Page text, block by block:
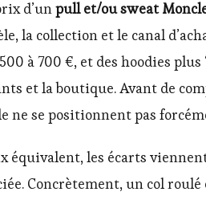
d’unpull et/ou sweat
la collection et le canal
à 700 €, et des hoodies
et la boutique. Avant de
ne se positionnent pas
équivalent, les écarts
Concrètement, un col